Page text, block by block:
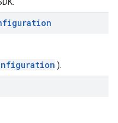
).